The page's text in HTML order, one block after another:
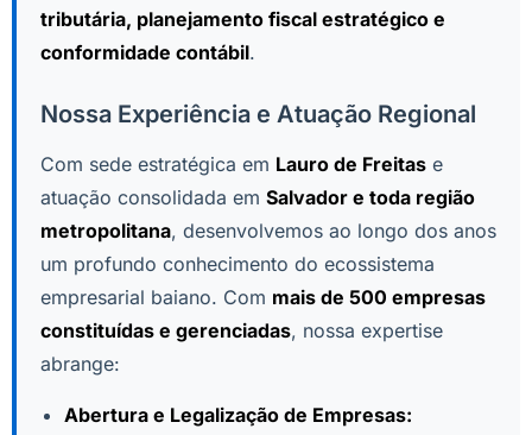
tributária, planejamento fiscal estratégico e
conformidade contábil.
Nossa Experiência e Atuação Regional
Com sede estratégica em Lauro de Freitas e
atuação consolidada em Salvador e toda região
metropolitana, desenvolvemos ao longo dos anos
um profundo conhecimento do ecossistema
empresarial baiano. Com mais de 500 empresas
constituídas e gerenciadas, nossa expertise
abrange:
Abertura e Legalização de Empresas: